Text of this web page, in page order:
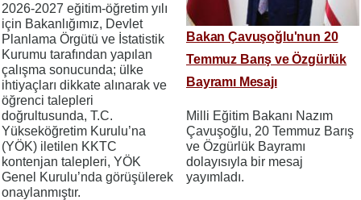
2026-2027 eğitim-öğretim yılı
için Bakanlığımız, Devlet
Planlama Örgütü ve İstatistik
Kurumu tarafından yapılan
çalışma sonucunda; ülke
ihtiyaçları dikkate alınarak ve
öğrenci talepleri
doğrultusunda, T.C.
Yükseköğretim Kurulu’na
(YÖK) iletilen KKTC
kontenjan talepleri, YÖK
Genel Kurulu’nda görüşülerek
onaylanmıştır.
Bakan Çavuşoğlu'nun 20
Temmuz Barış ve Özgürlük
Bayramı Mesajı
Milli Eğitim Bakanı Nazım
Çavuşoğlu, 20 Temmuz Barış
ve Özgürlük Bayramı
dolayısıyla bir mesaj
yayımladı.